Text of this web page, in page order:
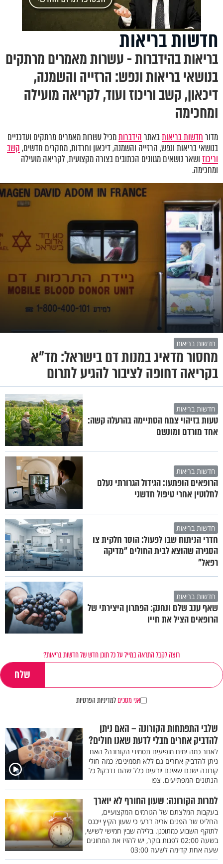
חדשות בריאות
בריאות בהידברות - עשרות מאמרים מרתקים
בנושאי בריאות ונפש: הרזייה והשמנה,
דיכאון, קשב וריכוז ועוד, לקריאה מועילה
ומחכימה
מדורחדשות בריאותבאתרהידברותמכיל עשרות מאמרים מרתקים ועדכניים
בנושאי בריאות ונפש,הרזייה והשמנה, דיכאון וחרדות,מחקרים חדשים,קשב
וריכוזושאר נושאים מגוונים הכתובים בצורה מקצועית, לקריאה מועילה
ומחכימה.
חדשות בריאות
מחסור מדאיג במנות דם בישראל: מד"א
בקריאה דחופה לציבור להגיע לתרום
חדשות בריאות
טעות בזיהוי צמח הסתיימה בהרעלה קשה:
אחד מורדם ומונשם
חדשות בריאות
הרופאים הופתעו: הגידול הגרורתי נעלם
לחלוטין אחרי טיפול חדשני
חדשות בריאות
חדרי הניתוח שבו לפעול: הוסר חלקית צו
הסגירה שהוצא לבית החולים "מדיקה
רפאל"
חדשות בריאות
שאף ענב שלם ונחנק: הפתרון היצירתי של
הרופאים הציל את חייו
רוצה לקבל התראה במייל על כל תוכן חדש של חדשות בריאות?
אני מסכיםלמדיניות הפרטיות
שלבי התפתחות הקורונה – האם ניתן
להדביק אחרים מבלי לדעת שאנו חולים?
לאחר כמה ימים מופיעים תסמיני הקורונה? האם
ניתן להדביק אחרים גם ללא תסמינים? כמה חולי
קורונה ישנם שאינם יודעים כלל שהם נדבקו? כל
הנתונים המפתיעים. צפו
למרות הקורונה: שעון החורף לא יוארך
בעקבות המלצתם של הגורמים המקצועיים,
החליט שר הפנים אריה דרעי כי שעון הקיץ ייכנס
לתוקף השבוע כמתוכנן. בלילה שבין חמישי לשישי,
בשעה 02:00 לפנות בוקר, יש להזיז את המחוגים
שעה אחת קדימה לשעה 03:00